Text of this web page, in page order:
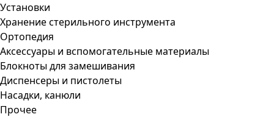
Установки
Хранение стерильного инструмента
Ортопедия
Аксессуары и вспомогательные материалы
Блокноты для замешивания
Диспенсеры и пистолеты
Насадки, канюли
Прочее